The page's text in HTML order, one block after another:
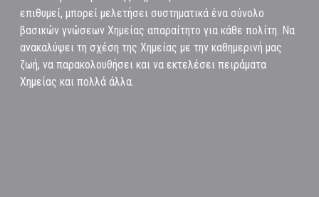
επιθυμεί, μπορεί μελετήσει συστηματικά ένα σύνολο
βασικών γνώσεων Χημείας απαραίτητο για κάθε πολίτη. Να
ανακαλύψει τη σχέση της Χημείας με την καθημερινή μας
ζωή, να παρακολουθήσει και να εκτελέσει πειράματα
Χημείας και πολλά άλλα.